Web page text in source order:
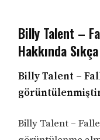
Billy Talent –
Hakkında
Billy Talent –
Billy Talent –